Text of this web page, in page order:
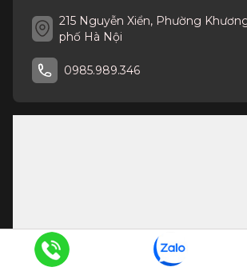
215 Nguyễn Xiển, Phường
phố Hà Nội
0985.989.346